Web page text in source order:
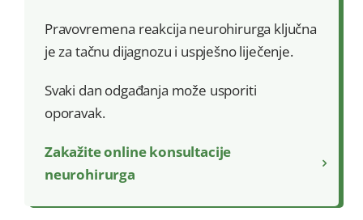
Pravovremena reakcija neurohirurga ključna
je za tačnu dijagnozu i uspješno liječenje.
Svaki dan odgađanja može usporiti
oporavak.
Zakažite online konsultacije
neurohirurga